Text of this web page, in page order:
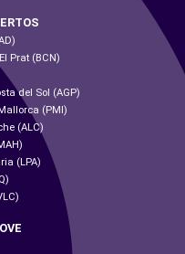
Prat (BCN)
del Sol (AGP)
(PMI)
(ALC)
(LPA)